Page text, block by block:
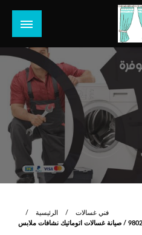
خدمة فك نقل تركيب صيانة
الكويت
الرئيسية
فني غسالات